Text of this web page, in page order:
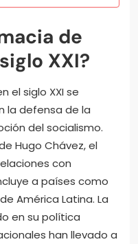
de
XXI?
el siglo XXI se
la defensa de la
del socialismo.
Hugo Chávez, el
con
a países como
América Latina. La
en su política
han llevado a